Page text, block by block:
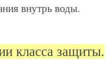
внутрь воды.
класса защиты.